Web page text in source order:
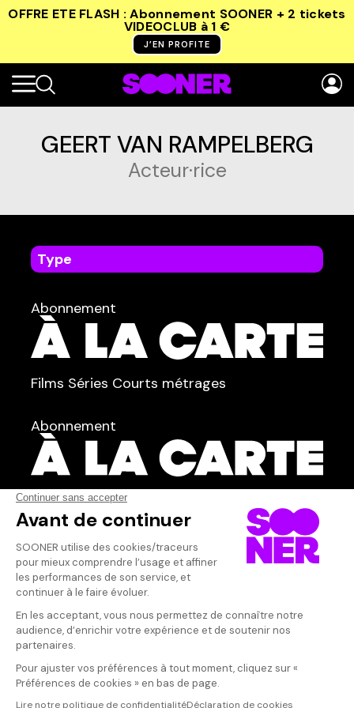
OFFRE ETE FLASH : Abonnement SOONER + 2 tickets
VIDEOCLUB à 1 €
J’EN PROFITE
GEERT VAN RAMPELBERG
Acteur·rice
Type
Abonnement
Films Séries Courts métrages
Abonnement
Acteur·rice AFFICHER TOUT(8)
Qui sommes-nous ?
Dispo dans l'abonnement